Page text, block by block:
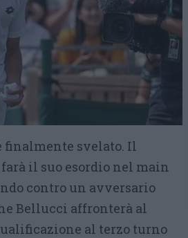
finalmente svelato. Il
il suo esordio nel main
contro un avversario
Bellucci affronterà al
al terzo turno